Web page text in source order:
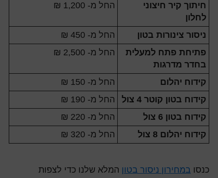
חיתוך קיר חיצוני
לחלון
החל מ- 1,200 ₪
ניסור צינורות בטון
החל מ- 450 ₪
פתיחת פתח למעלית
בחדר מדרגות
החל מ- 2,500 ₪
קידוח יהלום
החל מ- 150 ₪
קידוח בטון קוטר 4 צול
החל מ- 190 ₪
קידוח בטון 6 צול
החל מ- 220 ₪
קידוח יהלום 8 צול
החל מ- 320 ₪
כנסו במחירון ניסור בטון המלא שלנו כדי לצפות